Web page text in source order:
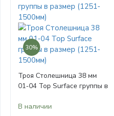
30%
Троя Столешница 38 мм
01-04 Top Surface группы в
В наличии